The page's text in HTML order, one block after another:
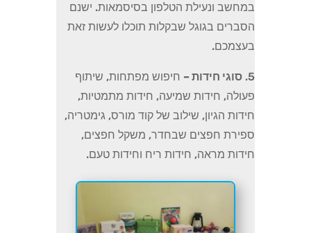
במחשב ונעילת הטלפון בסיסמאות. ישנם
הסברים בגוגל שבקלות תוכלו לעשות זאת
בעצמכם.
5. סוגי חידות – חיפוש מפתחות, שיתוף
פעולה, חידות שמיעה, חידות מתמטיות,
חידות הגיון, שילוב של קוד מורס, גימטריה,
ספירת חפצים שבחדר, משקל חפצים,
חידות מראה, חידות ריח וחידות טעם.